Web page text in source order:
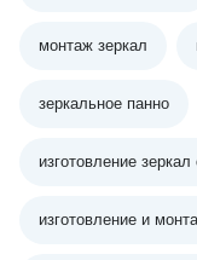
монтаж зеркал
зеркальное панно
изготовление
изготовление и